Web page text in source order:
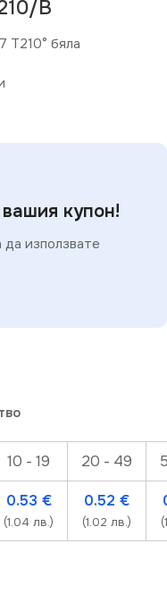
B
T210° бяла
купон!
използвате
10 - 19 20 - 49
0.53 €
(1.04 лв.)
0.52 €
(1.02 лв.)